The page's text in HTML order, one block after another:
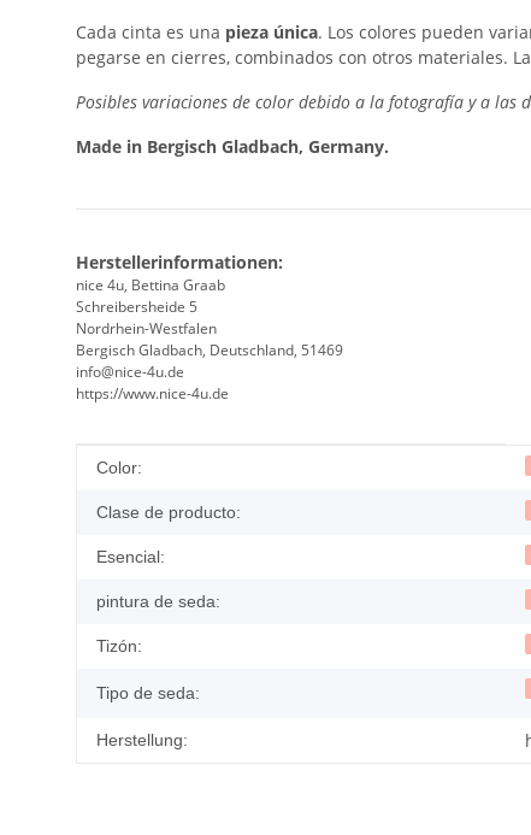
Cada cinta es una pieza única. Los colores pueden
pegarse en cierres, combinados con otros materiales.
Posibles variaciones de color debido a la fotografía y a las
Made in Bergisch Gladbach, Germany.
Herstellerinformationen:
nice 4u, Bettina Graab
Schreibersheide 5
Nordrhein-Westfalen
Bergisch Gladbach, Deutschland, 51469
info@nice-4u.de
https://www.nice-4u.de
#productDetails.itemInformation#
#productDetails.itemValue#
Color:
Clase de producto:
Esencial:
pintura de seda:
Tizón:
Tipo de seda:
Herstellung: